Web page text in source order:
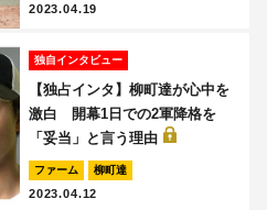
2023.04.19
独自インタビュー
【独占インタ】柳町達が心中を
激白 開幕1日での2軍降格を
「妥当」と言う理由
ファーム 柳町達
2023.04.12